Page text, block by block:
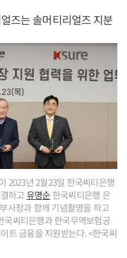
즈는 솔머티리얼즈 지분
2023년 2월23일 한국씨티은행
하고유명순 한국씨티은행 은
사장과 함께 기념촬영을 하고
국씨티은행과 한국무역보험공
트 금융을 지원받는다. <한국씨